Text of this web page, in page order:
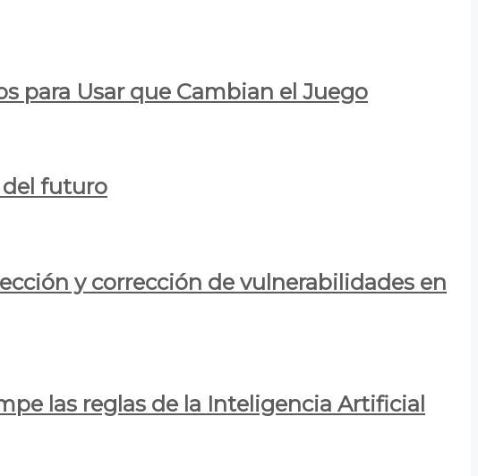
para Usar que Cambian el Juego
del futuro
y corrección de vulnerabilidades en
las reglas de la Inteligencia Artificial